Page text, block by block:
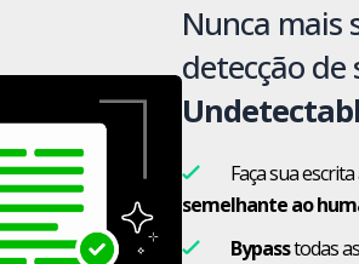
Nunca mais
detecção de
Faça sua
semelhante ao
Bypasstodas